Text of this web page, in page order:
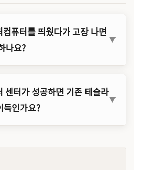
퓨터를 띄웠다가 고장 나면
나요?
센터가 성공하면 기존 테슬라
득인가요?